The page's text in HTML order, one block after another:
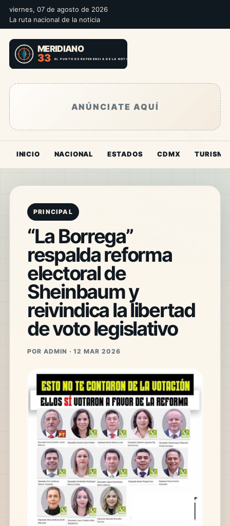
viernes, 07 de agosto de 2026
La ruta nacional de la noticia
ANÚNCIATE AQUÍ
INICIO NACIONAL ESTADOS CDMX TURISMO
PRINCIPAL
“La Borrega”
respalda reforma
electoral de
Sheinbaum y
reivindica la libertad
de voto legislativo
POR ADMIN · 12 MAR 2026